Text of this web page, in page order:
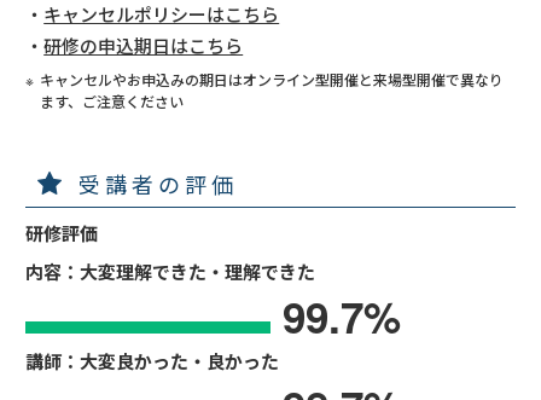
キャンセルポリシーはこちら
研修の申込期日はこちら
キャンセルやお申込みの期日はオンライン型開催と来場型開催で異なり
ます、ご注意ください
受講者の評価
研修評価
内容：大変理解できた・理解できた
99.7%
講師：大変良かった・良かった